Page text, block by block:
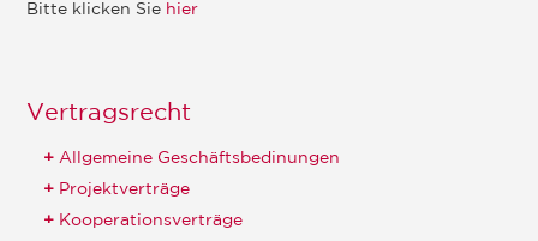
Bitte klicken Sie hier
Vertragsrecht
Allgemeine Geschäftsbedinungen
Projektverträge
Kooperationsverträge